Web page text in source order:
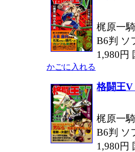
梶原一
B6判 ソ
1,980円
かごに入れる
格闘王V
梶原一
B6判 ソ
1,980円